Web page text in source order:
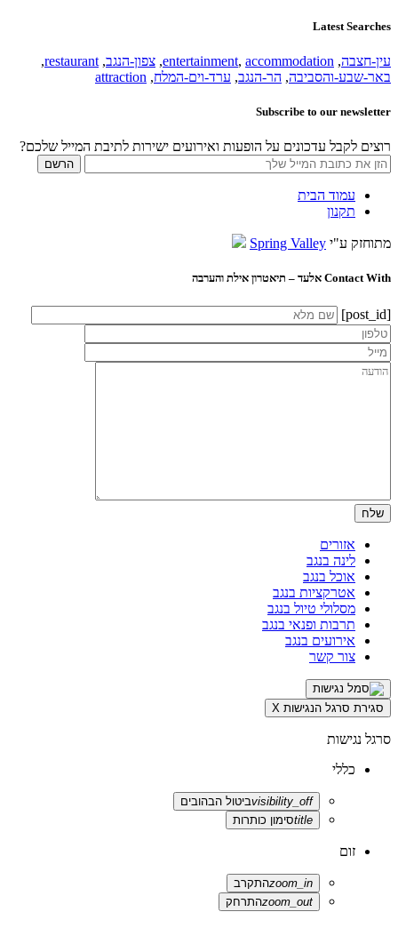
Latest Searches
עין-חצבה,
entertainment, accommodation
, צפון-הנגב,
restaurant
,
באר-שבע-והסביבה, הר-הנגב, ערד-וים-המלח,
attraction
Subscribe to our newsletter
רוצים לקבל עדכונים על הופעות ואירועים ישירות לתיבת המייל שלכם?
עמוד הבית
תקנון
מתוחזק ע"י Spring Valley
Contact With אלעד – תיאטרון אילת והערבה
[post_id]
אזורים
לינה בנגב
אוכל בנגב
אטרקציות בנגב
מסלולי טיול בנגב
תרבות ופנאי בנגב
אירועים בנגב
צור קשר
סגירת סרגל הנגישות X
סרגל נגישות
כללי
visibility_offביטול הבהובים
titleסימון כותרות
זום
zoom_inהתקרב
zoom_outהתרחק